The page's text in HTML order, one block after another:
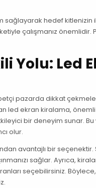
sağlayarak hedef
çalışmanız önemlidir.
Yolu: Led
pazarda dikkat
led ekran kiralama,
bir deneyim sunar.
olur.
avantajlı bir
sağlar. Ayrıca,
seçebilirsiniz.